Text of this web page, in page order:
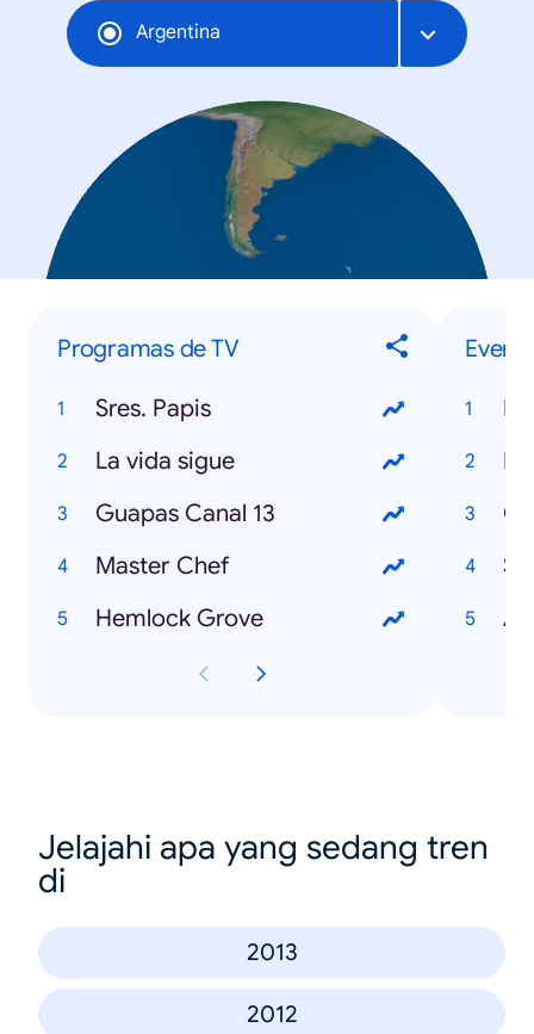
Argentina
Programas de TV
Sres. Papis
La vida sigue
Guapas Canal 13
Master Chef
Hemlock Grove
Jelajahi apa yang sedang tren
di
2013
2012